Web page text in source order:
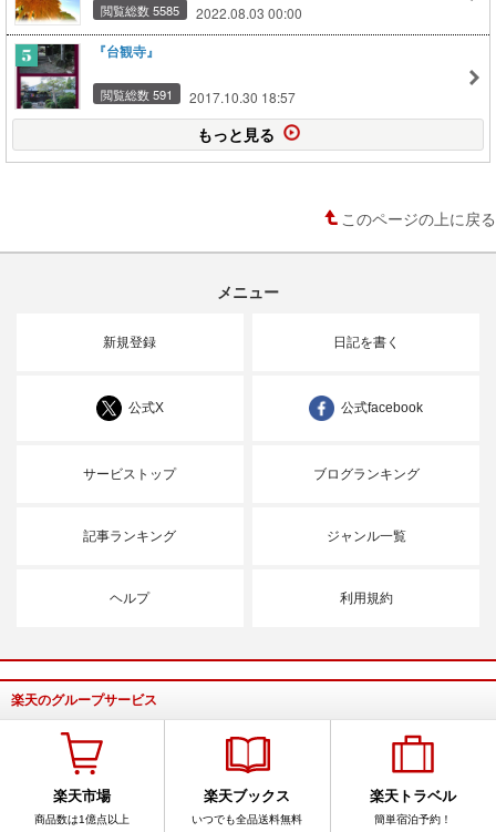
閲覧総数 5585 2022.08.03 00:00
『台観寺』
閲覧総数 591 2017.10.30 18:57
もっと見る
このページの上に戻る
メニュー
新規登録 日記を書く
公式X 公式facebook
サービストップ ブログランキング
記事ランキング ジャンル一覧
ヘルプ 利用規約
楽天のグループサービス
楽天市場
商品数は1億点以上
楽天ブックス
いつでも全品送料無料
楽天トラベル
簡単宿泊予約！